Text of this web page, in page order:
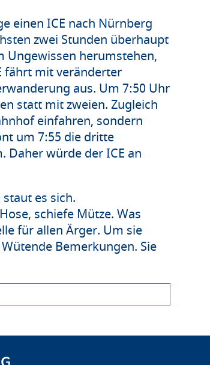
einen ICE nach Nürnberg
zwei Stunden überhaupt
Ungewissen herumstehen,
fährt mit veränderter
aus. Um 7:50 Uhr
statt mit zweien. Zugleich
einfahren, sondern
um 7:55 die dritte
Daher würde der ICE an
staut es sich.
schiefe Mütze. Was
für allen Ärger. Um sie
Bemerkungen. Sie